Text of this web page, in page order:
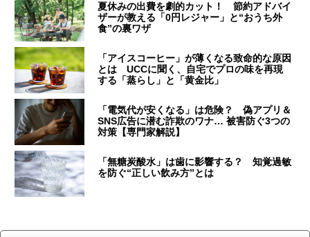
夏休みの出費を劇的カット！ 節約アドバイ
ザーが教える「0円レジャー」と“おうち外
食”の裏ワザ
「アイスコーヒー」が薄くなる致命的な原因
とは UCCに聞く、自宅でプロの味を再現
する「蒸らし」と「黄金比」
「電気代が安くなる」は危険？ 偽アプリ＆
SNS広告に潜む詐欺のワナ… 被害防ぐ3つの
対策【専門家解説】
「無糖炭酸水」は歯に影響する？ 知覚過敏
を防ぐ“正しい飲み方”とは